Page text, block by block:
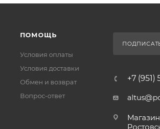
ПОМОЩЬ
Условия оплаты
Условия доставки
Обмен и возврат
Вопрос-ответ
+7 (951)